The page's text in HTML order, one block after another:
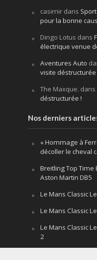
casimirdans
pour la bonne
Dingo Lotus dans
électrique venue
Aventures Auto
visite déstructurée
The Maxque. dans
déstructurée !
Nos derniers
« Hommage à
décoller le cheval
Breitling Top Time
Aston Martin DB5
Le Mans Classic
Le Mans Classic
Le Mans Classic
2